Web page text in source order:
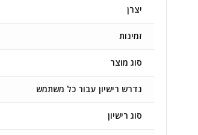
יצרן
זמינות
סוג מוצר
נדרש רישיון עבור כל משתמש
סוג רישיון